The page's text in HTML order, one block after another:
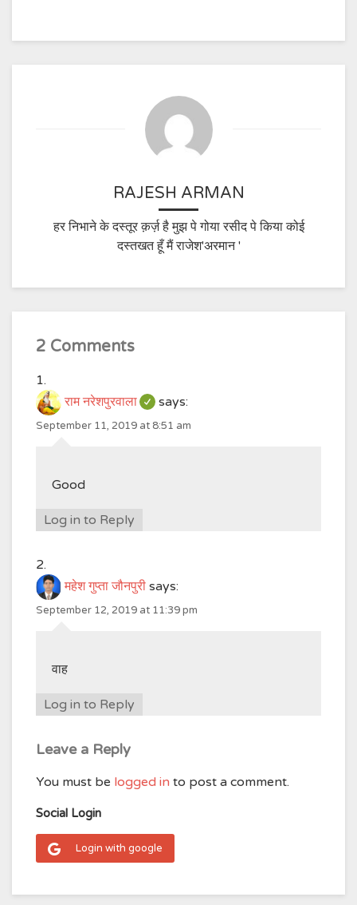
RAJESH ARMAN
हर निभाने के दस्तूर क़र्ज़ है मुझ पे गोया रसीद पे किया कोई
दस्तखत हूँ मैं राजेश'अरमान '
2 Comments
राम नरेशपुरवाला says:
September 11, 2019 at 8:51 am
Good
Log in to Reply
महेश गुप्ता जौनपुरी says:
September 12, 2019 at 11:39 pm
वाह
Log in to Reply
Leave a Reply
You must be logged in to post a comment.
Social Login
Login with google